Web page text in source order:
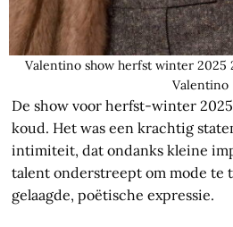
Valentino show herfst winter 2025
Valentino
De show voor herfst-winter
koud. Het was een krachtig
intimiteit, dat ondanks kleine
talent onderstreept om mode te
gelaagde, poëtische expressie.